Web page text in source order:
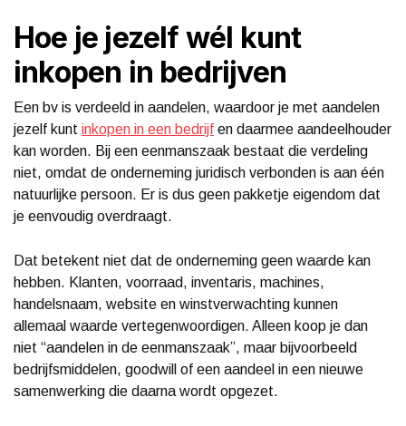
Hoe je jezelf wél kunt
inkopen in bedrijven
Een bv is verdeeld in aandelen, waardoor je met aandelen
jezelf kunt inkopen in een bedrijf en daarmee aandeelhouder
kan worden. Bij een eenmanszaak bestaat die verdeling
niet, omdat de onderneming juridisch verbonden is aan één
natuurlijke persoon. Er is dus geen pakketje eigendom dat
je eenvoudig overdraagt.
Dat betekent niet dat de onderneming geen waarde kan
hebben. Klanten, voorraad, inventaris, machines,
handelsnaam, website en winstverwachting kunnen
allemaal waarde vertegenwoordigen. Alleen koop je dan
niet “aandelen in de eenmanszaak”, maar bijvoorbeeld
bedrijfsmiddelen, goodwill of een aandeel in een nieuwe
samenwerking die daarna wordt opgezet.